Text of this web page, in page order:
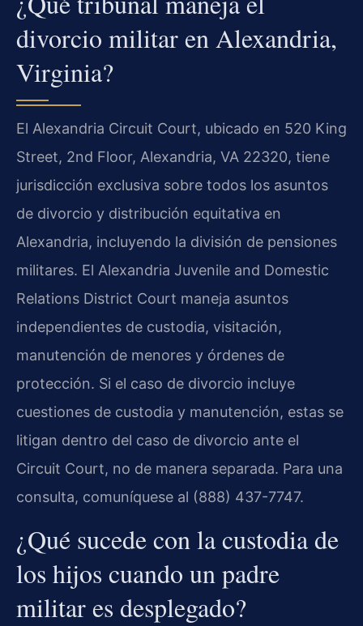
divorcio militar en Alexandria,
Virginia?
El Alexandria Circuit Court, ubicado en 520 King
Street, 2nd Floor, Alexandria, VA 22320, tiene
jurisdicción exclusiva sobre todos los asuntos
de divorcio y distribución equitativa en
Alexandria, incluyendo la división de pensiones
militares. El Alexandria Juvenile and Domestic
Relations District Court maneja asuntos
independientes de custodia, visitación,
manutención de menores y órdenes de
protección. Si el caso de divorcio incluye
cuestiones de custodia y manutención, estas se
litigan dentro del caso de divorcio ante el
Circuit Court, no de manera separada. Para una
consulta, comuníquese al (888) 437-7747.
¿Qué sucede con la custodia de
los hijos cuando un padre
militar es desplegado?